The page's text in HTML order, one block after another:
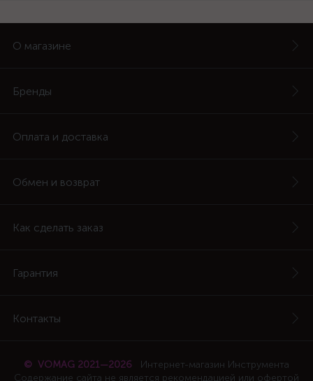
О магазине
Бренды
Оплата и доставка
Обмен и возврат
Как сделать заказ
Гарантия
Контакты
© VOMAG 2021—2026
Интернет-магазин Инструмента
Содержание сайта не является рекомендацией или офертой